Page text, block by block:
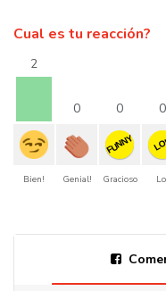
Cual es tu reacción?
2
Bien!
0
Genial!
0
FUNNY
Gracioso
0